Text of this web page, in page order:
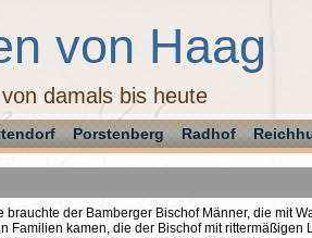
von Haag
damals bis heute
Porstenberg Radhof
der Bamberger Bischof Männer, die mit
Familien kamen, die der Bischof mit rittermäßigen